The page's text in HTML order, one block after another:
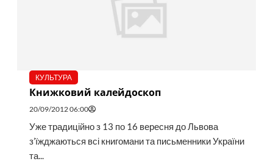
КУЛЬТУРА
Книжковий калейдоскоп
20/09/2012 06:00
Уже традиційно з 13 по 16 вересня до Львова
з’їжджаються всі книгомани та письменники України
та...